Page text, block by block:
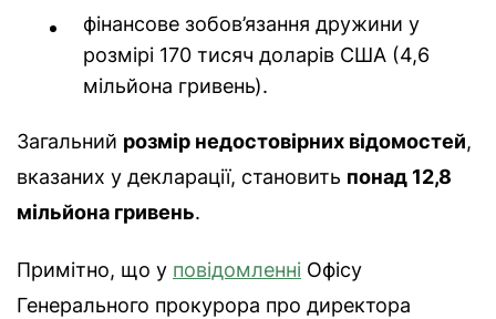
фінансове зобов’язання дружини у
розмірі 170 тисяч доларів США (4,6
мільйона гривень).
Загальний розмір недостовірних відомостей,
вказаних у декларації, становить понад 12,8
мільйона гривень.
Примітно, що у повідомленні Офісу
Генерального прокурора про директора